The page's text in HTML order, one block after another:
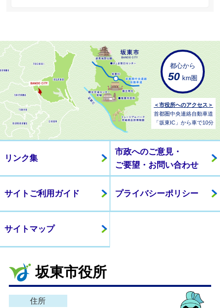
都心から
50 km圏
＜市役所へのアクセス＞
首都圏中央連絡自動車道
「坂東IC」から車で10分
リンク集
市政へのご意見・
ご要望・お問い合わせ
サイトご利用ガイド プライバシーポリシー
サイトマップ
坂東市役所
住所